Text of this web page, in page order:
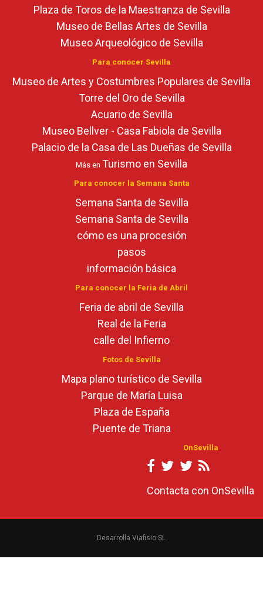
Plaza de Toros de la Maestranza de Sevilla
Museo de Bellas Artes de Sevilla
Museo Arqueológico de Sevilla
Para conocer Sevilla
Museo de Artes y Costumbres Populares de Sevilla
Torre del Oro de Sevilla
Acuario de Sevilla
Museo Bellver - Casa Fabiola de Sevilla
Palacio de la Casa de Las Dueñas de Sevilla
Más en Turismo en Sevilla
Para conocer la Semana Santa
Semana Santa de Sevilla
Semana Santa de Sevilla
cómo es una procesión
pasos
información básica
Para conocer la Feria de Abril
Feria de abril de Sevilla
Real de la Feria
calle del Infierno
Fotos de Sevilla
Mapa plano turístico de Sevilla
Parque de María Luisa
Plaza de España
Puente de Triana
OnSevilla
Contacta con OnSevilla
Desarrolla Viafisio SL